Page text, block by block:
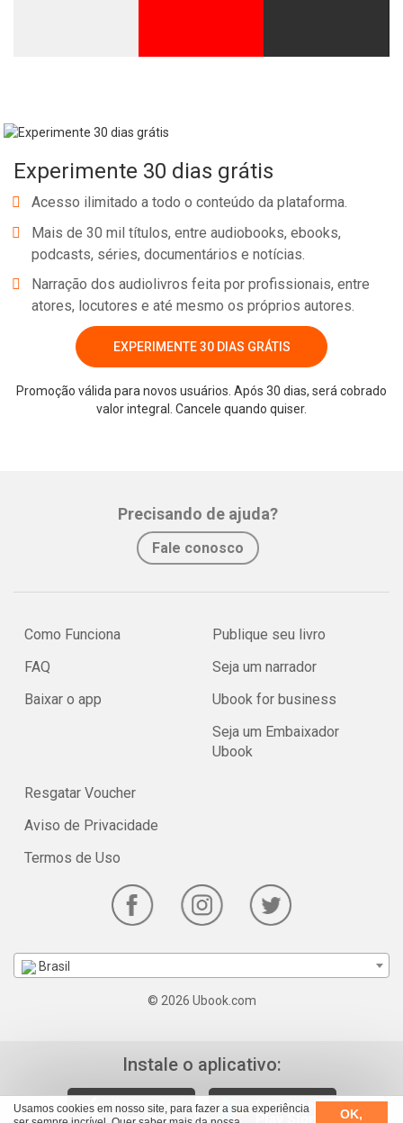
Usamos cookies em nosso site, para fazer a sua experiência
OK,
Experimente 30 dias grátis
Acesso ilimitado a todo o conteúdo da plataforma.
Mais de 30 mil títulos, entre audiobooks, ebooks,
podcasts, séries, documentários e notícias.
Narração dos audiolivros feita por profissionais, entre
atores, locutores e até mesmo os próprios autores.
EXPERIMENTE 30 DIAS GRÁTIS
Promoção válida para novos usuários. Após 30 dias, será cobrado
valor integral. Cancele quando quiser.
Precisando de ajuda?
Fale conosco
Como Funciona
FAQ
Baixar o app
Publique seu livro
Seja um narrador
Ubook for business
Seja um Embaixador
Ubook
Resgatar Voucher
Aviso de Privacidade
Termos de Uso
Brasil
© 2026 Ubook.com
Instale o aplicativo: